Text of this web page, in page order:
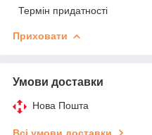
Термін придатності
Приховати
Умови доставки
Нова Пошта
Всі умови доставки